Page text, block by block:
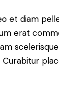
et diam
erat
Curabitur